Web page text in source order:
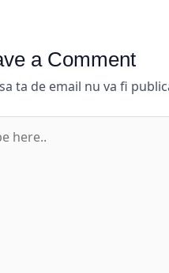
a Comment
ta de email nu va fi